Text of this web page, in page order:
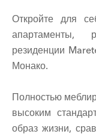
Откройте для
апартаменты,
резиденции
Монако.
Полностью
высоким
образ жизни,